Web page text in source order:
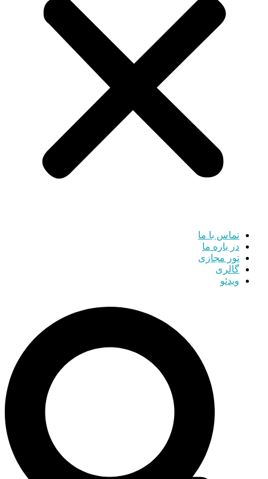
تماس با ما
در باره ما
تور مجازی
گالری
ویدئو